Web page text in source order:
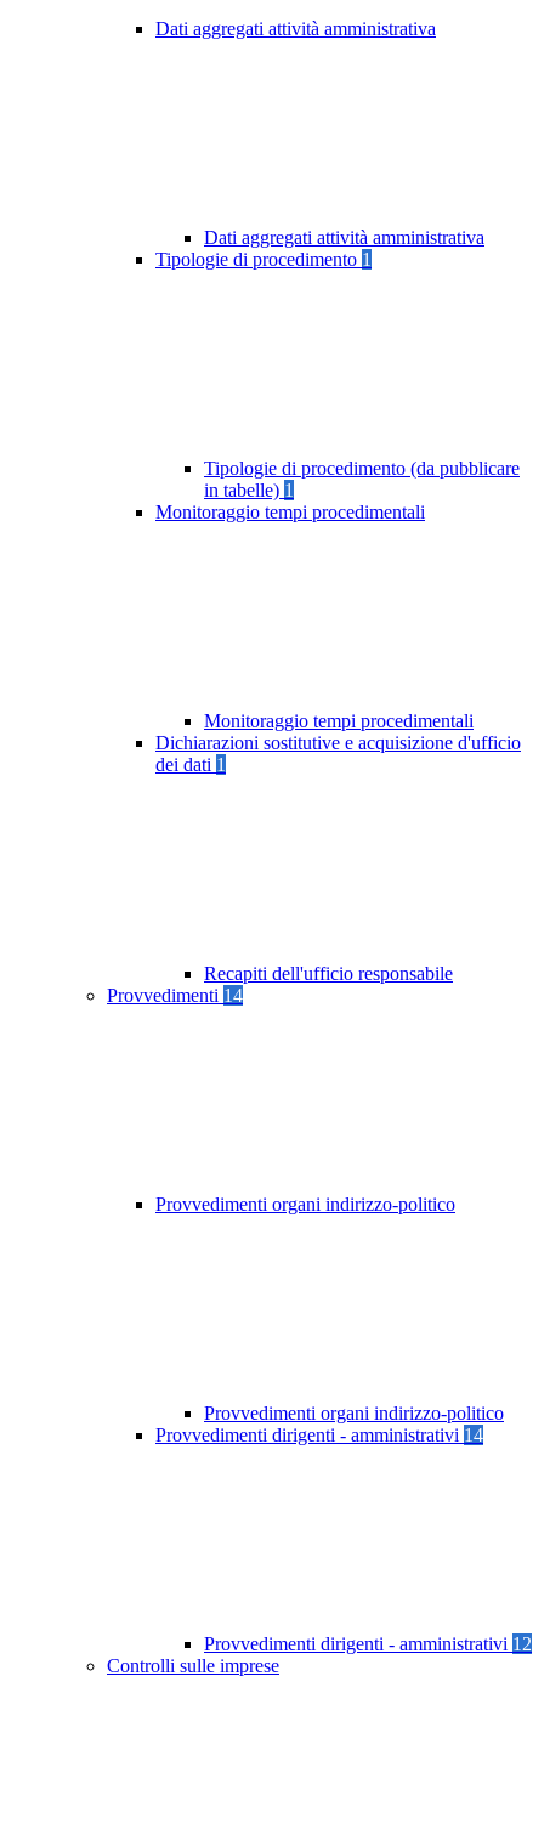
Dati aggregati attività amministrativa
Dati aggregati attività amministrativa
Tipologie di procedimento 1
Tipologie di procedimento (da pubblicare
in tabelle) 1
Monitoraggio tempi procedimentali
Monitoraggio tempi procedimentali
Dichiarazioni sostitutive e acquisizione d'ufficio
dei dati 1
Recapiti dell'ufficio responsabile
Provvedimenti 14
Provvedimenti organi indirizzo-politico
Provvedimenti organi indirizzo-politico
Provvedimenti dirigenti - amministrativi 14
Provvedimenti dirigenti - amministrativi 12
Controlli sulle imprese